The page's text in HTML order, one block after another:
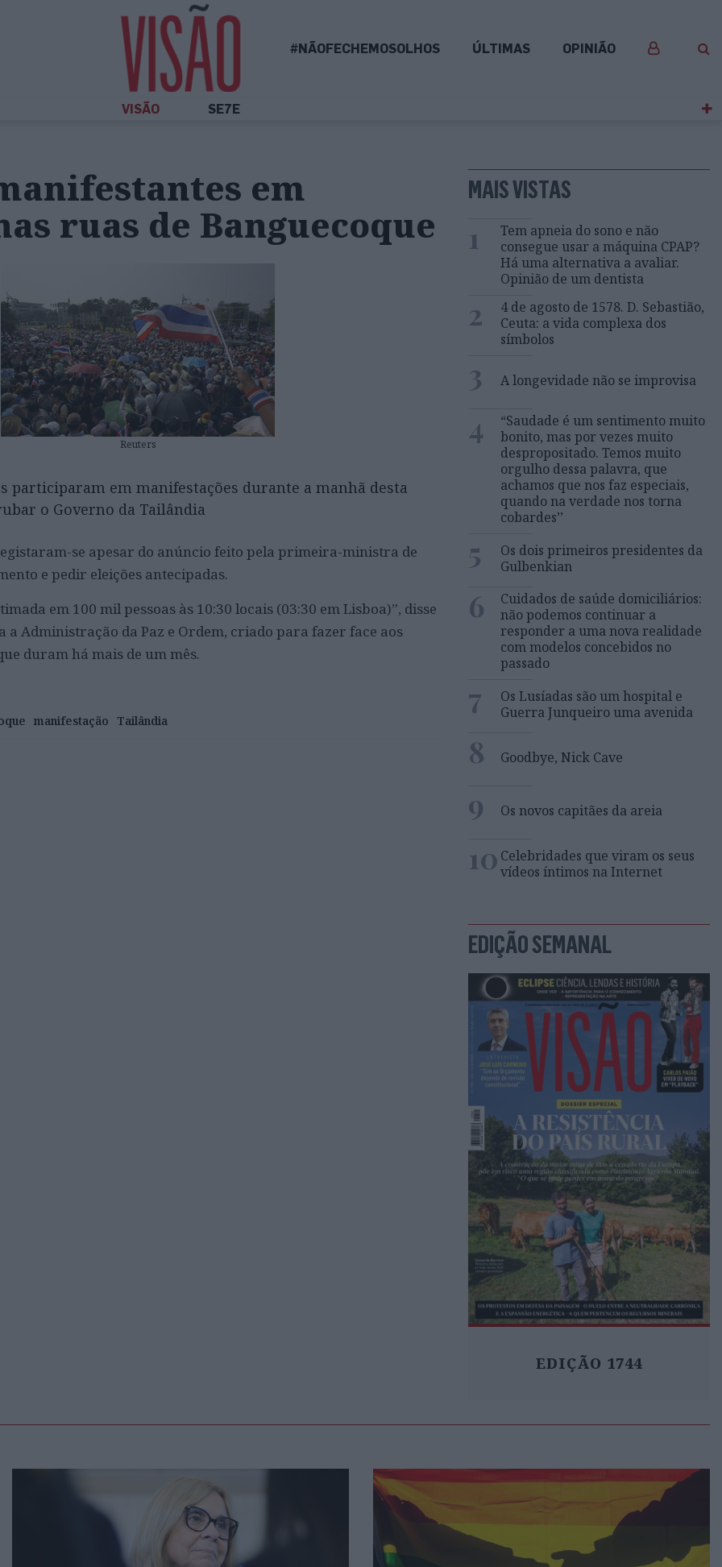
#NÃOFECHEMOSOLHOS ÚLTIMAS OPINIÃO
VISÃO SE7E
em
ruas de Banguecoque
Reuters
participaram em manifestações durante a manhã desta
o Governo da Tailândia
se apesar do anúncio feito pela primeira-ministra de
e pedir eleições antecipadas.
em 100 mil pessoas às 10:30 locais (03:30 em Lisboa)”, disse
a Administração da Paz e Ordem, criado para fazer face aos
duram há mais de um mês.
manifestação Tailândia
MAIS VISTAS
1
Tem apneia do sono e não
consegue usar a máquina CPAP?
Há uma alternativa a avaliar.
Opinião de um dentista
2
4 de agosto de 1578. D. Sebastião,
Ceuta: a vida complexa dos
símbolos
3 A longevidade não se improvisa
4
“Saudade é um sentimento muito
bonito, mas por vezes muito
despropositado. Temos muito
orgulho dessa palavra, que
achamos que nos faz especiais,
quando na verdade nos torna
cobardes’’
5
Os dois primeiros presidentes da
Gulbenkian
6
Cuidados de saúde domiciliários:
não podemos continuar a
responder a uma nova realidade
com modelos concebidos no
passado
7
Os Lusíadas são um hospital e
Guerra Junqueiro uma avenida
8 Goodbye, Nick Cave
9 Os novos capitães da areia
10 Celebridades que viram os seus
vídeos íntimos na Internet
EDIÇÃO SEMANAL
EDIÇÃO 1744